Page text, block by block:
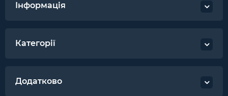
Інформація
Категорії
Додатково